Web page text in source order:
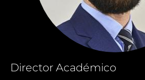
Director Académico